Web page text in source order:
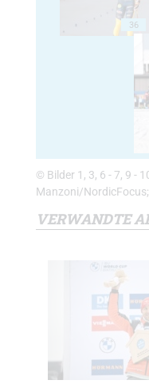
36
© Bilder 1, 3, 6 - 7, 9 -
Manzoni/NordicFocus;
VERWANDTE